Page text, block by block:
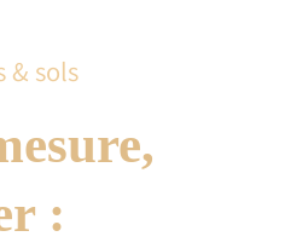
& sols
: